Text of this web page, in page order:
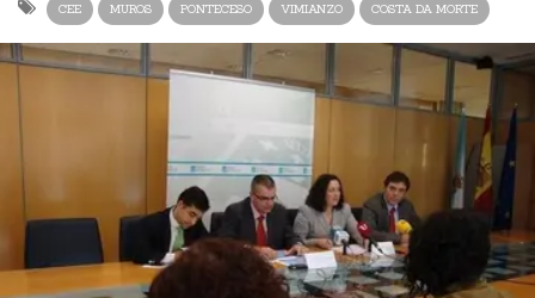
CEE MUROS PONTECESO VIMIANZO COSTA DA MORTE